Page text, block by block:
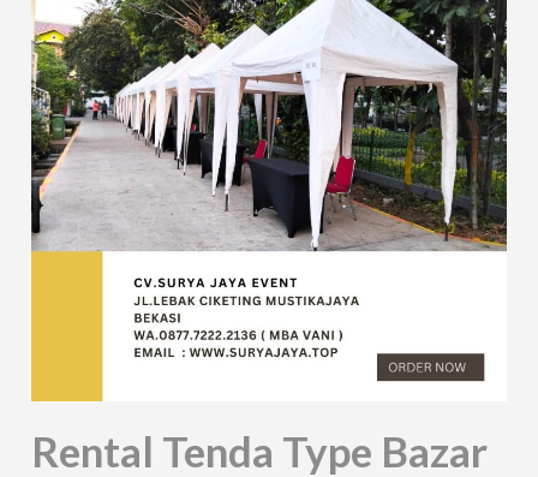
Rental Tenda Type Bazar